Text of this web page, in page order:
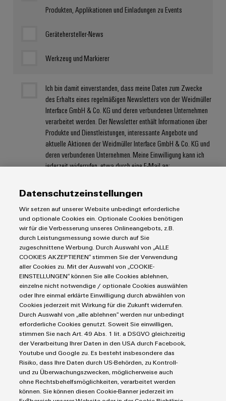
Produkten, Applikationen und Einladungen zu Events
Gerätehersteller-News
Werkzeug und Markierer
Ich bin damit einverstanden, dass meine Daten zum Zwecke
des Erhalts eines regelmäßigen Newsletters von der Weidmüller
Interface GmbH & Co. KG und deren verbundenen Unternehmen
verarbeitet werden. Der Newsletter enthält Informationen über
Produkte und Dienstleistungen, interessante Angebote und
aktuelle Aktionen der Weidmüller Interface GmbH & Co. KG und
deren verbundenen Unternehmen. Meine Einwilligung kann ich
jederzeit widerrufen, etwa durch eine E-Mail an:
Link zur Abbestellung enthalten. Die Datenschutzerklärung mit
weiteren Informationen habe ich zur Kenntnis genommen.
Produkte
IIoT & Automation Software
Industriedrucker
Koppelrelais
Leiterplattensteckverbinder und Leiterplattenklemmen
Markierungssysteme
Reihenklemmen
Stromversorgungen
Lösungen & Technologien
Automatisierung
Industrial IoT
Industrial Security
Single Pair Ethernet
Smart Metering
Service
Connectivity Consulting
eShop / Digitale Bestellmöglichkeiten
Engineering-Daten
Industrien
Datenschutzeinstellungen
Wir setzen auf unserer Website unbedingt erforderliche
und optionale Cookies ein. Optionale Cookies benötigen
wir für die Verbesserung unseres Onlineangebots, z.B.
durch Leistungsmessung sowie durch auf Sie
zugeschnittene Werbung. Durch Auswahl von „ALLE
COOKIES AKZEPTIEREN“ stimmen Sie der Verwendung
aller Cookies zu. Mit der Auswahl von „COOKIE-
EINSTELLUNGEN“ können Sie alle Cookies ablehnen,
einzelne nicht notwendige / optionale Cookies auswählen
oder Ihre einmal erklärte Einwilligung durch abwählen von
Cookies jederzeit mit Wirkung für die Zukunft widerrufen.
Durch Auswahl von „alle ablehnen“ werden nur unbedingt
erforderliche Cookies genutzt. Soweit Sie einwilligen,
stimmen Sie nach Art. 49 Abs. 1 lit. a DSGVO gleichzeitig
der Verarbeitung Ihrer Daten in den USA durch Facebook,
Youtube und Google zu. Es besteht insbesondere das
Risiko, dass Ihre Daten durch US-Behörden, zu Kontroll-
und zu Überwachungszwecken, möglicherweise auch
ohne Rechtsbehelfsmöglichkeiten, verarbeitet werden
können. Sie können diesen Cookie-Banner jederzeit im